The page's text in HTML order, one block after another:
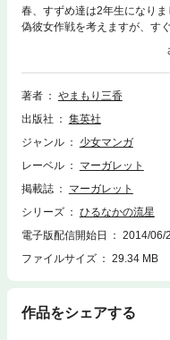
春、すずめ達は2年生になり
偽彼女作戦を考えますが、す
すずめ。そんな時、獅子尾と
著者
やまもり三香
出版社
集英社
ジャンル
少女マンガ
レーベル
マーガレット
掲載誌
マーガレット
シリーズ
ひるなかの流星
電子版配信開始日
2014/06/
ファイルサイズ
29.34 MB
作品をシェアする